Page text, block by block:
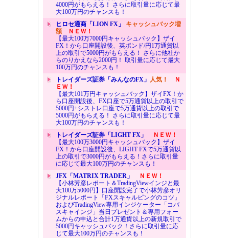
4000円がもらえる！ さらに取引量に応じて最
大100万円のチャンスも！
ヒロセ通商「LION FX」 キャッシュバック増
額ＮＥＷ！
【最大100万7000円キャッシュバック】ザイ
FX！から口座開設後、英ポンド/円1万通貨以
上の取引で5000円がもらえる！ さらに他社か
らのりかえなら2000円！ 取引量に応じて最大
100万円のチャンスも！
トレイダーズ証券「みんなのFX」 人気！
Ｎ
ＥＷ！
【最大101万円キャッシュバック】ザイFX！か
ら口座開設後、FX口座で5万通貨以上の取引で
5000円+シストレ口座で5万通貨以上の取引で
5000円がもらえる！ さらに取引量に応じて最
大100万円のチャンスも！
トレイダーズ証券「LIGHT FX」
ＮＥＷ！
【最大100万3000円キャッシュバック】ザイ
FX！から口座開設後、LIGHT FXで5万通貨以
上の取引で3000円がもらえる！さらに取引量
に応じて最大100万円のチャンスも！
JFX「MATRIX TRADER」
ＮＥＷ！
【小林芳彦レポート＆TradingViewインジと最
大100万5000円】口座開設完了で小林芳彦オリ
ジナルレポート「FXスキャルピングのコツ」
およびTradingView専用インジケーター「コバ
スキャインジ」当日プレゼント＆専用フォー
ムからの申込と合計1万通貨以上の新規取引で
5000円キャッシュバック！さらに取引量に応
じて最大100万円のチャンスも！